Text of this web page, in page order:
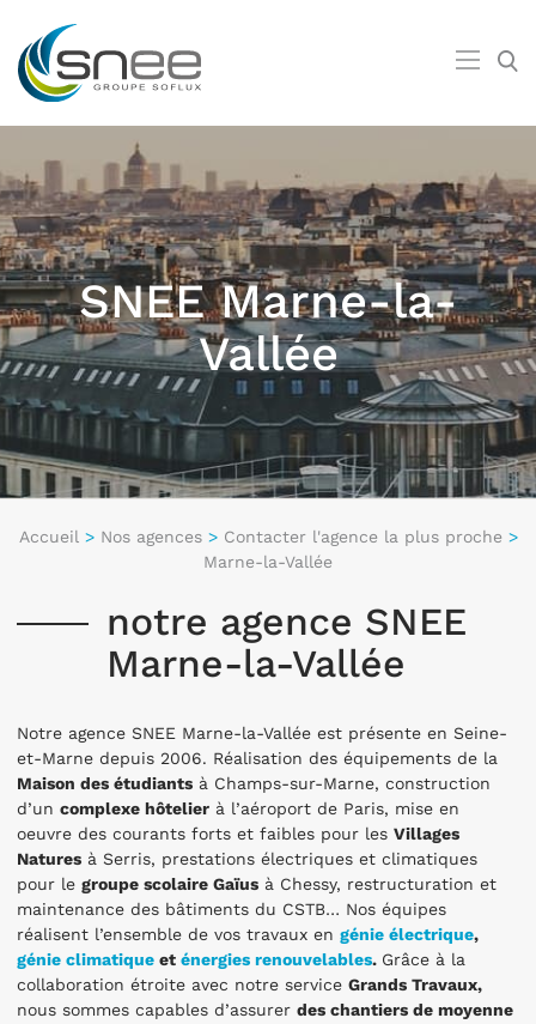
SNEE Marne-la-
Vallée
Accueil > Nos agences> Contacter l'agence la plus proche >
Marne-la-Vallée
notre agence SNEE
Marne-la-Vallée
Notre agence SNEE Marne-la-Vallée est présente en Seine-
et-Marne depuis 2006. Réalisation des équipements de la
Maison des étudiants à Champs-sur-Marne, construction
d’un complexe hôtelier à l’aéroport de Paris, mise en
oeuvre des courants forts et faibles pour les Villages
Natures à Serris, prestations électriques et climatiques
pour le groupe scolaire Gaïus à Chessy, restructuration et
maintenance des bâtiments du CSTB… Nos équipes
réalisent l’ensemble de vos travaux en génie électrique,
génie climatique et énergies renouvelables. Grâce à la
collaboration étroite avec notre service Grands Travaux,
nous sommes capables d’assurer des chantiers de moyenne